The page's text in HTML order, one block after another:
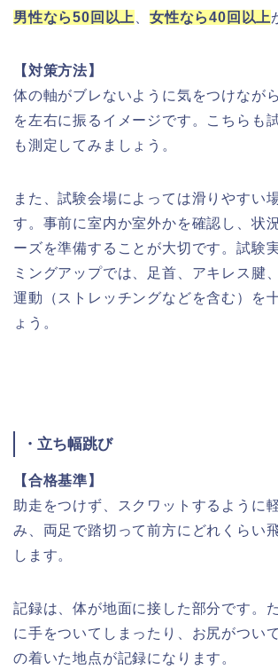
男性なら50回以上、女性なら40回以上
【対策方法】
体の軸がブレないように気をつけなが
を左右に振るイメージです。こちらも
も測定してみましょう。
また、試験会場によっては滑りやすい
す。事前に室内か室外かを確認し、状
ーズを準備することが大切です。試験
ミングアップでは、足首、アキレス腱
運動（ストレッチングなどを含む）を
ょう。
・立ち幅跳び
【合格基準】
助走をつけず、スクワットするように
み、両足で踏切って前方にどれくらい
します。
記録は、体が地面に接した部分です。
に手をついてしまったり、お尻がつい
の着いた地点が記録になります。